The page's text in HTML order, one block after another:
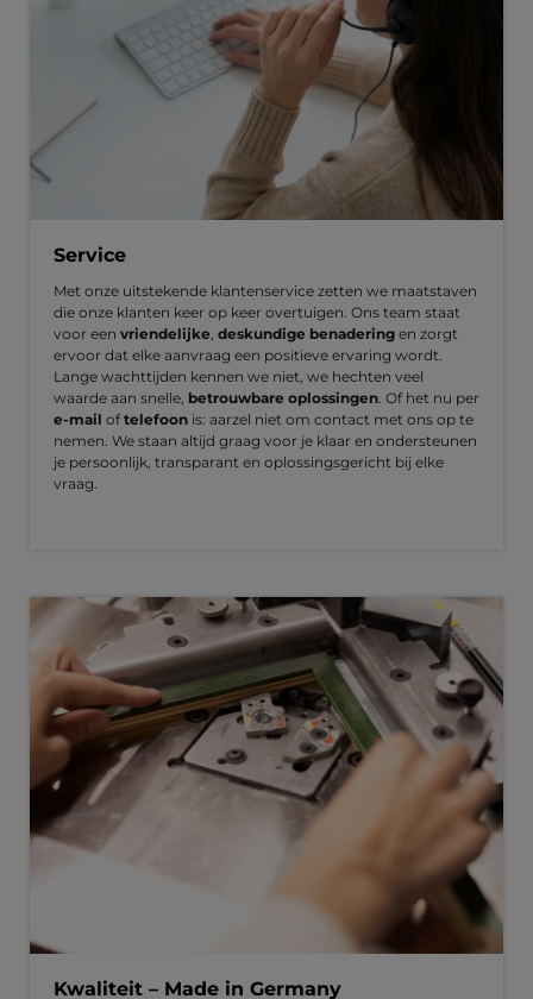
Service
Met onze uitstekende klantenservice zetten we maatstaven
die onze klanten keer op keer overtuigen. Ons team staat
voor een vriendelijke, deskundige benadering en zorgt
ervoor dat elke aanvraag een positieve ervaring wordt.
Lange wachttijden kennen we niet, we hechten veel
waarde aan snelle, betrouwbare oplossingen. Of het nu per
e-mail oftelefoon is: aarzel niet om contact met ons op te
nemen. We staan altijd graag voor je klaar en ondersteunen
je persoonlijk, transparant en oplossingsgericht bij elke
vraag.
Kwaliteit – Made in Germany